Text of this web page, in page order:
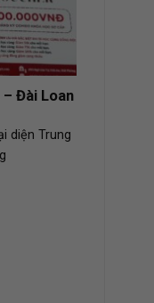
– Đài Loan
diện Trung